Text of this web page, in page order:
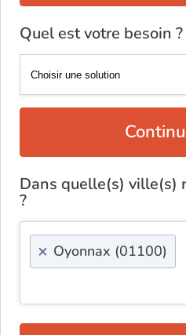
Quel est votre besoin ?
Dans quelle(s) ville(s)
?
× Oyonnax (01100)